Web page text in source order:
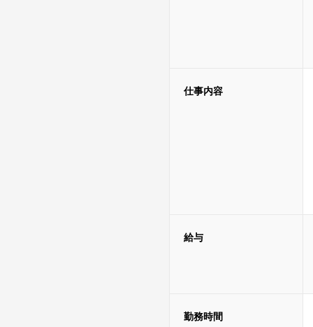
仕事内容
給与
勤務時間